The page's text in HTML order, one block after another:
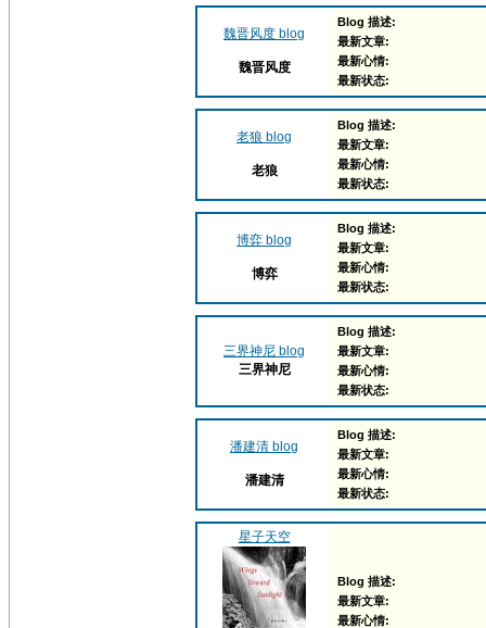
魏晋风度 blog
魏晋风度
Blog 描述:
最新文章:
最新心情:
最新状态:
老狼 blog
老狼
Blog 描述:
最新文章:
最新心情:
最新状态:
博弈 blog
博弈
Blog 描述:
最新文章:
最新心情:
最新状态:
三界神尼 blog
三界神尼
Blog 描述:
最新文章:
最新心情:
最新状态:
潘建清 blog
潘建清
Blog 描述:
最新文章:
最新心情:
最新状态:
星子天空
Blog 描述:
最新文章:
最新心情: